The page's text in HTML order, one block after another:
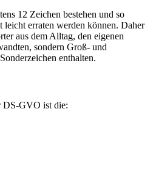
12 Zeichen bestehen und so
leicht erraten werden können. Daher
aus dem Alltag, den eigenen
sondern Groß- und
enthalten.
DS-GVO ist die: